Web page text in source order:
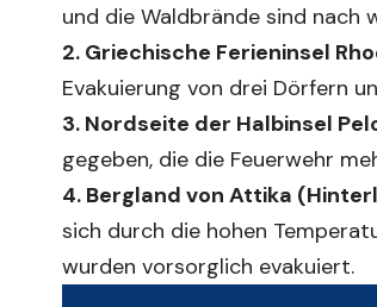
und die Waldbrände sind nach
2. Griechische Ferieninsel
Evakuierung von drei Dörfern
3. Nordseite der Halbinsel
gegeben, die die Feuerwehr
4. Bergland von Attika
sich durch die hohen
wurden vorsorglich evakuiert.